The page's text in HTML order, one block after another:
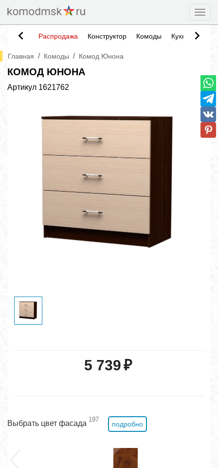
Распродажа Конструктор Комоды Кухни
Главная / Комоды / Комод Юнона
КОМОД ЮНОНА
Артикул 1621762
5 739₽
Выбрать цвет фасада 197
подробно